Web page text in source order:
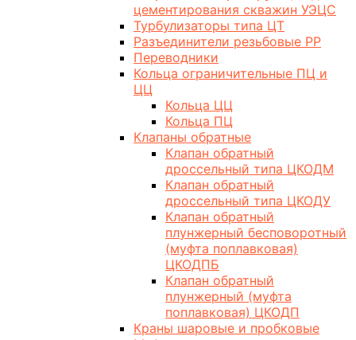
цементирования скважин УЭЦС
Турбулизаторы типа ЦТ
Разъединители резьбовые РР
Переводники
Кольца ограничительные ПЦ и
ЦЦ
Кольца ЦЦ
Кольца ПЦ
Клапаны обратные
Клапан обратный
дроссельный типа ЦКОДМ
Клапан обратный
дроссельный типа ЦКОДУ
Клапан обратный
плунжерный бесповоротный
(муфта поплавковая)
ЦКОДПБ
Клапан обратный
плунжерный (муфта
поплавковая) ЦКОДП
Краны шаровые и пробковые